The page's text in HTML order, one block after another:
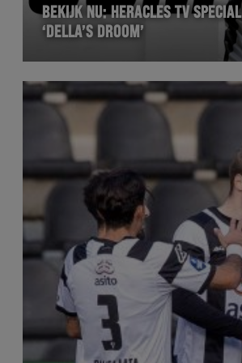
BEKIJK NU: HERACLES TV SPECIAL
‘DELLA’S DROOM’